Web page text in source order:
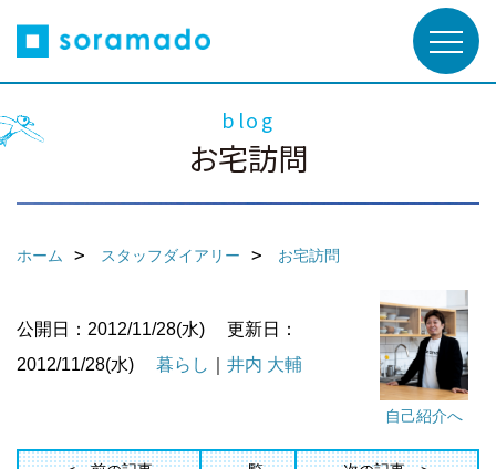
blog
お宅訪問
ホーム スタッフダイアリー お宅訪問
自己紹介へ
公開日：2012/11/28(水)
更新日：
2012/11/28(水)
暮らし 井内 大輔